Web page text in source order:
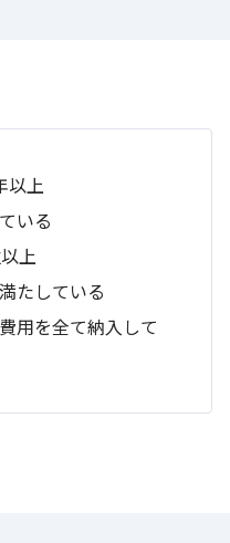
以上
いる
上
たしている
用を全て納入して